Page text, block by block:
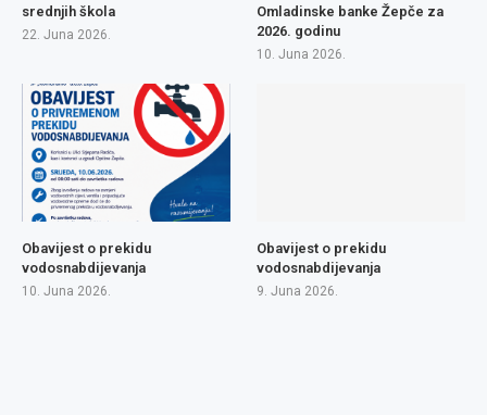
srednjih škola
22. Juna 2026.
Omladinske banke Žepče za
2026. godinu
10. Juna 2026.
Obavijest o prekidu
vodosnabdijevanja
10. Juna 2026.
Obavijest o prekidu
vodosnabdijevanja
9. Juna 2026.